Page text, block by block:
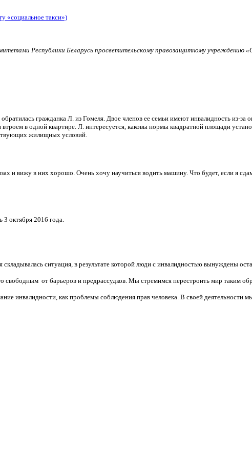
«социальное такси»)
Республики Беларусь просветительскому правозащитному учреждению
гражданка Л. из Гомеля. Двое членов ее семьи имеют инвалидность из-за
в одной квартире. Л. интересуется, каковы нормы квадратной площади
жилищных условий.
и вижу в них хорошо. Очень хочу научиться водить машину. Что будет, если я
октября 2016 года.
ситуация, в результате которой люди с инвалидностью вынуждены
свободным от барьеров и предрассудков. Мы стремимся перестроить мир таким
инвалидности, как проблемы соблюдения прав человека. В своей деятельности